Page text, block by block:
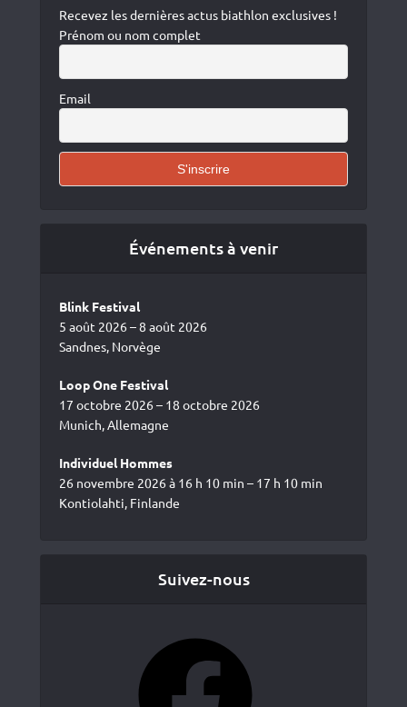
Recevez les dernières actus biathlon exclusives !
Prénom ou nom complet
Email
Événements à venir
Blink Festival
5 août 2026 – 8 août 2026
Sandnes, Norvège
Loop One Festival
17 octobre 2026 – 18 octobre 2026
Munich, Allemagne
Individuel Hommes
26 novembre 2026 à 16 h 10 min – 17 h 10 min
Kontiolahti, Finlande
Suivez-nous